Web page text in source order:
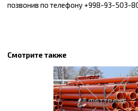
позвонив по телефону +998-93-503-
Смотрите также